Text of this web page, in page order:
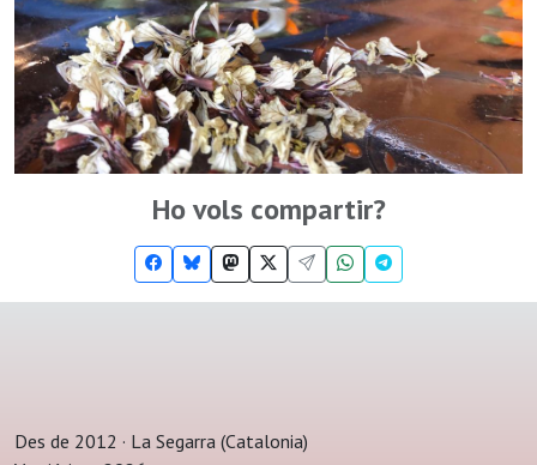
Ho vols compartir?
Des de 2012 · La Segarra (Catalonia)